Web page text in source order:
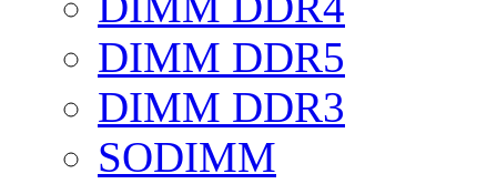
DIMM DDR5
DIMM DDR3
SODIMM